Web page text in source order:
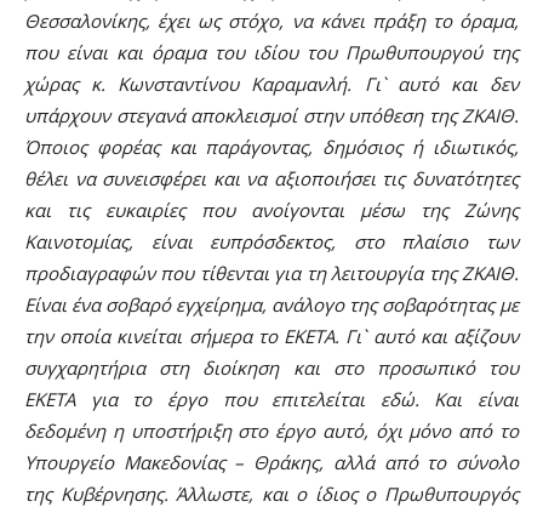
Θεσσαλονίκης, έχει ως στόχο, να κάνει πράξη το όραμα,
που είναι και όραμα του ιδίου του Πρωθυπουργού της
χώρας κ. Κωνσταντίνου Καραμανλή. Γι` αυτό και δεν
υπάρχουν στεγανά αποκλεισμοί στην υπόθεση της ΖΚΑΙΘ.
Όποιος φορέας και παράγοντας, δημόσιος ή ιδιωτικός,
θέλει να συνεισφέρει και να αξιοποιήσει τις δυνατότητες
και τις ευκαιρίες που ανοίγονται μέσω της Ζώνης
Καινοτομίας, είναι ευπρόσδεκτος, στο πλαίσιο των
προδιαγραφών που τίθενται για τη λειτουργία της ΖΚΑΙΘ.
Είναι ένα σοβαρό εγχείρημα, ανάλογο της σοβαρότητας με
την οποία κινείται σήμερα το ΕΚΕΤΑ. Γι` αυτό και αξίζουν
συγχαρητήρια στη διοίκηση και στο προσωπικό του
ΕΚΕΤΑ για το έργο που επιτελείται εδώ. Και είναι
δεδομένη η υποστήριξη στο έργο αυτό, όχι μόνο από το
Υπουργείο Μακεδονίας – Θράκης, αλλά από το σύνολο
της Κυβέρνησης. Άλλωστε, και ο ίδιος ο Πρωθυπουργός